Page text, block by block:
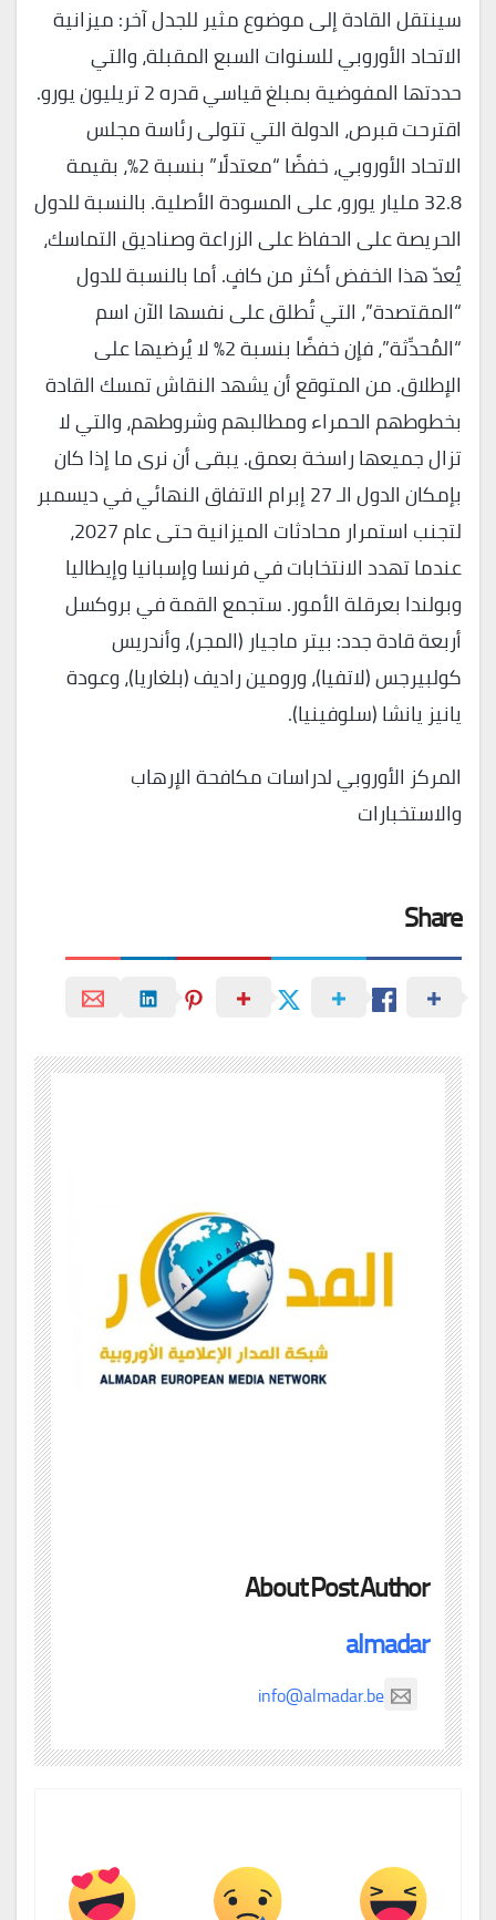
سينتقل القادة إلى موضوع مثير للجدل آخر: ميزانية
الاتحاد الأوروبي للسنوات السبع المقبلة، والتي
حددتها المفوضية بمبلغ قياسي قدره 2 تريليون يورو.
اقترحت قبرص، الدولة التي تتولى رئاسة مجلس
الاتحاد الأوروبي، خفضًا “معتدلًا” بنسبة 2%، بقيمة
32.8 مليار يورو، على المسودة الأصلية. بالنسبة للدول
الحريصة على الحفاظ على الزراعة وصناديق التماسك،
يُعدّ هذا الخفض أكثر من كافٍ. أما بالنسبة للدول
“المقتصدة”، التي تُطلق على نفسها الآن اسم
“المُحدِّثة”، فإن خفضًا بنسبة 2% لا يُرضيها على
الإطلاق. من المتوقع أن يشهد النقاش تمسك القادة
بخطوطهم الحمراء ومطالبهم وشروطهم، والتي لا
تزال جميعها راسخة بعمق. يبقى أن نرى ما إذا كان
بإمكان الدول الـ 27 إبرام الاتفاق النهائي في ديسمبر
لتجنب استمرار محادثات الميزانية حتى عام 2027،
عندما تهدد الانتخابات في فرنسا وإسبانيا وإيطاليا
وبولندا بعرقلة الأمور. ستجمع القمة في بروكسل
أربعة قادة جدد: بيتر ماجيار (المجر)، وأندريس
كولبيرجس (لاتفيا)، ورومين راديف (بلغاريا)، وعودة
يانيز يانشا (سلوفينيا).
المركز الأوروبي لدراسات مكافحة الإرهاب
والاستخبارات
Share
About Post Author
almadar
info@almadar.be